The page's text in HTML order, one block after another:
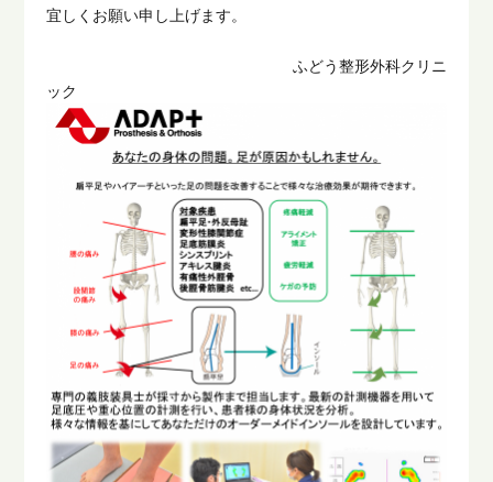
宜しくお願い申し上げます。
ふどう整形外科クリニ
ック